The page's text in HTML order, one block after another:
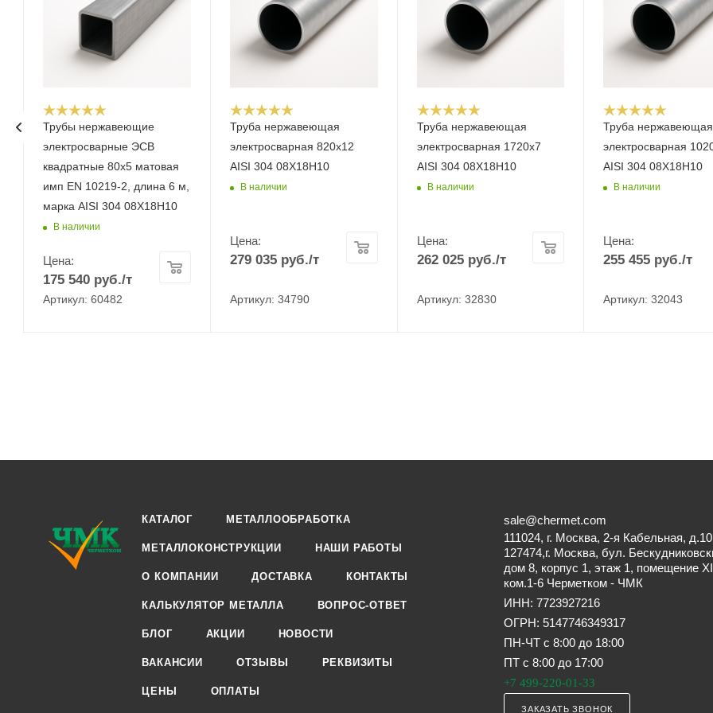
Трубы нержавеющие
электросварные ЭСВ
квадратные 80х5 матовая
имп EN 10219-2, длина 6 м,
марка AISI 304 08Х18Н10
В наличии
Цена:
175 540 руб./т
Артикул: 60482
Труба нержавеющая
электросварная 820х12
AISI 304 08Х18Н10
В наличии
Цена:
279 035руб./т
Артикул: 34790
Труба нержавеющая
электросварная 1720х7
AISI 304 08Х18Н10
В наличии
Цена:
262 025руб./т
Артикул: 32830
Труба нержавеющая
электросварная
AISI 304 08Х18Н10
В наличии
Цена:
255 455 руб./т
Артикул: 32043
КАТАЛОГ МЕТАЛЛООБРАБОТКА
МЕТАЛЛОКОНСТРУКЦИИ НАШИ РАБОТЫ
О КОМПАНИИ ДОСТАВКА КОНТАКТЫ
КАЛЬКУЛЯТОР МЕТАЛЛА ВОПРОС-ОТВЕТ
БЛОГ АКЦИИ НОВОСТИ
ВАКАНСИИ ОТЗЫВЫ РЕКВИЗИТЫ
ЦЕНЫ ОПЛАТЫ
sale@chermet.com
111024, г. Москва, 2-я Кабельная, д.10
127474,г. Москва, бул.
дом 8, корпус 1, этаж 1, помещение
ком.1-6 Черметком - ЧМК
ИНН: 7723927216
ОГРН: 5147746349317
ПН-ЧТ с 8:00 до 18:00
ПТ с 8:00 до 17:00
+7 499-220-01-33
ЗАКАЗАТЬ ЗВОНОК